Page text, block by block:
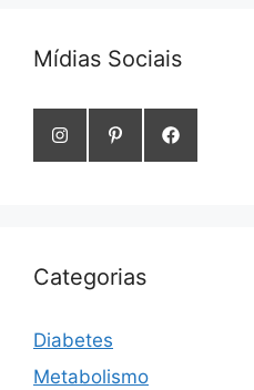
Mídias Sociais
Categorias
Diabetes
Metabolismo